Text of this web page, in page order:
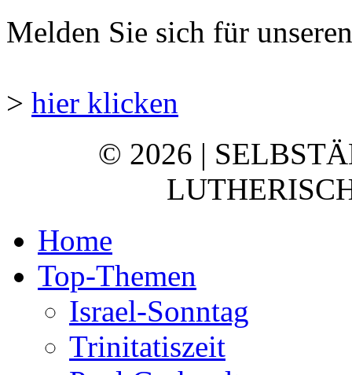
Melden Sie sich für
> hier klicken
© 2026 |
Home
Top-Themen
Israel-Sonntag
Trinitatiszeit